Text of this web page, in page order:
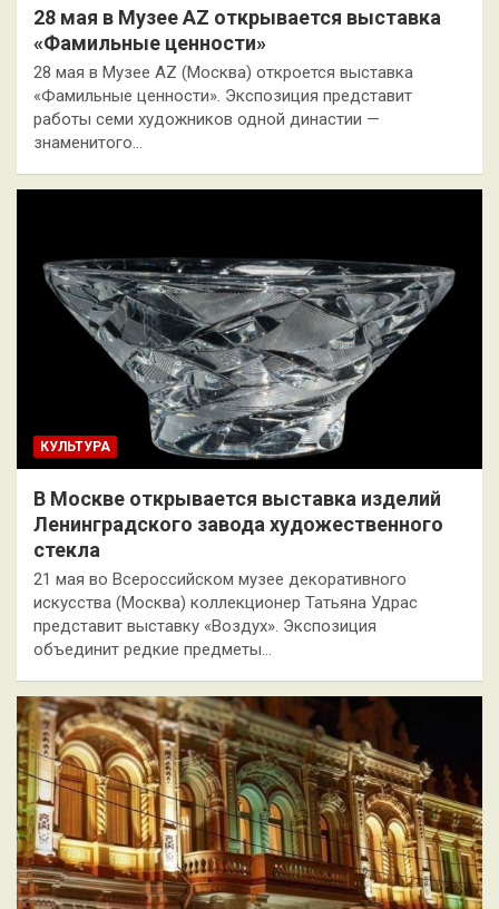
28 мая в Музее AZ открывается выставка
«Фамильные ценности»
28 мая в Музее AZ (Москва) откроется выставка
«Фамильные ценности». Экспозиция представит
работы семи художников одной династии —
знаменитого…
КУЛЬТУРА
В Москве открывается выставка изделий
Ленинградского завода художественного
стекла
21 мая во Всероссийском музее декоративного
искусства (Москва) коллекционер Татьяна Удрас
представит выставку «Воздух». Экспозиция
объединит редкие предметы…